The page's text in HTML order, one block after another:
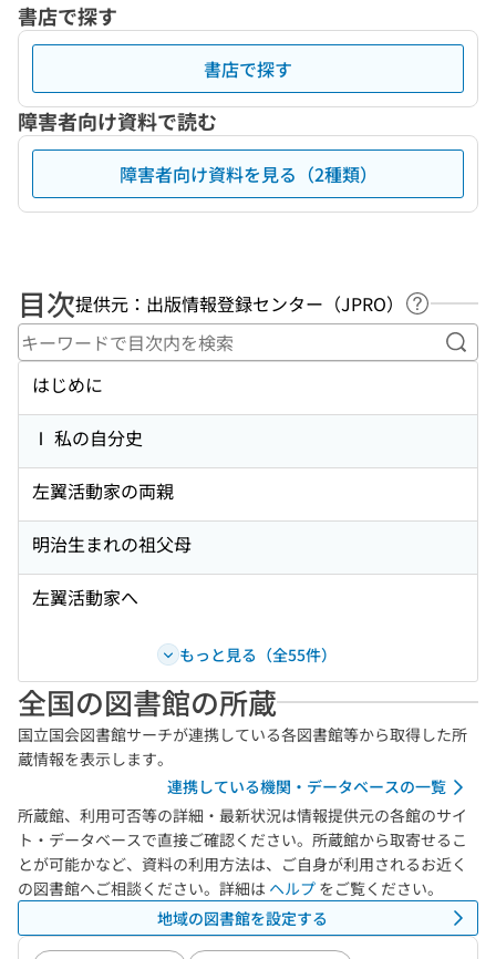
書店で探す
書店で探す
障害者向け資料で読む
障害者向け資料を見る（2種類）
目次提供元：出版情報登録センター（JPRO）
ヘルプペ
キ
はじめに
Ⅰ 私の自分史
左翼活動家の両親
明治生まれの祖父母
左翼活動家へ
もっと見る（全55件）
全国の図書館の所蔵
国立国会図書館サーチが連携している各図書館等から取得した所
蔵情報を表示します。
連携している機関・データベースの一覧
所蔵館、利用可否等の詳細・最新状況は情報提供元の各館のサイ
ト・データベースで直接ご確認ください。所蔵館から取寄せるこ
とが可能かなど、資料の利用方法は、ご自身が利用されるお近く
の図書館へご相談ください。詳細は ヘルプ をご覧ください。
地域の図書館を設定する